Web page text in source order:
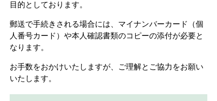
目的としております。
郵送で手続きされる場合には、マイナンバーカード（個
人番号カード）や本人確認書類のコピーの添付が必要と
なります。
お手数をおかけいたしますが、ご理解とご協力をお願い
いたします。